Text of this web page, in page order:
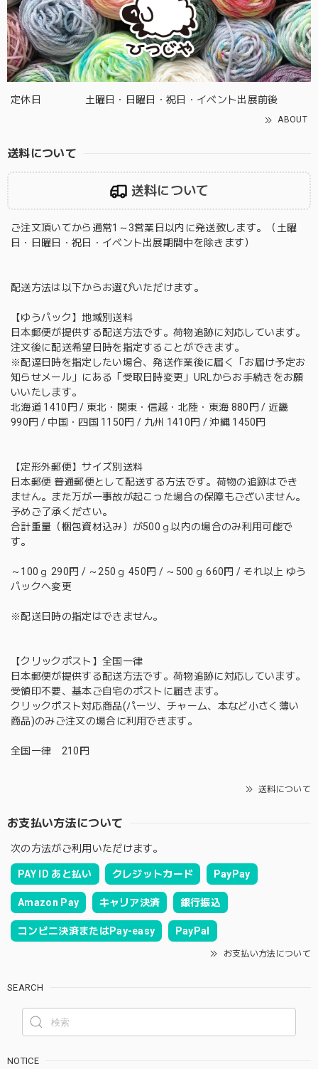
定休日 土曜日・日曜日・祝日・イベント出展前後
ABOUT
送料について
送料について
ご注文頂いてから通常1～3営業日以内に発送致します。（土曜
日・日曜日・祝日・イベント出展期間中を除きます）
配送方法は以下からお選びいただけます。
【ゆうパック】地域別送料
日本郵便が提供する配送方法です。荷物追跡に対応しています。
注文後に配送希望日時を指定することができます。
※配達日時を指定したい場合、発送作業後に届く「お届け予定お
知らせメール」にある「受取日時変更」URLからお手続きをお願
いいたします。
北海道 1410円 / 東北・関東・信越・北陸・東海 880円 / 近畿
990円 / 中国・四国 1150円 / 九州 1410円 / 沖縄 1450円
【定形外郵便】サイズ別送料
日本郵便 普通郵便として配送する方法です。荷物の追跡はでき
ません。また万が一事故が起こった場合の保障もございません。
予めご了承ください。
合計重量（梱包資材込み）が500ｇ以内の場合のみ利用可能で
す。
～100ｇ 290円 / ～250ｇ 450円 / ～500ｇ 660円 / それ以上 ゆう
パックへ変更
※配送日時の指定はできません。
【クリックポスト】全国一律
日本郵便が提供する配送方法です。荷物追跡に対応しています。
受領印不要、基本ご自宅のポストに届きます。
クリックポスト対応商品(パーツ、チャーム、本など小さく薄い
商品)のみご注文の場合に利用できます。
全国一律 210円
送料について
お支払い方法について
次の方法がご利用いただけます。
PAY ID あと払い クレジットカード PayPay
Amazon Pay キャリア決済 銀行振込
コンビニ決済またはPay-easy PayPal
お支払い方法について
SEARCH
NOTICE